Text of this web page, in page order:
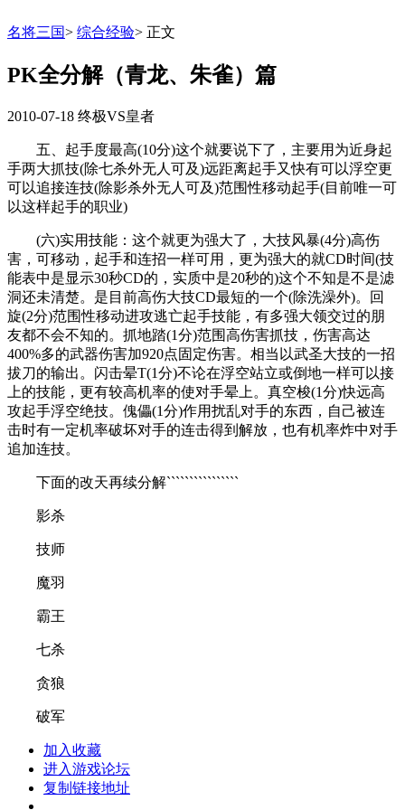
名将三国> 综合经验> 正文
PK全分解（青龙、朱雀）篇
2010-07-18 终极VS皇者
五、起手度最高(10分)这个就要说下了，主要用为近身起
手两大抓技(除七杀外无人可及)远距离起手又快有可以浮空更
可以追接连技(除影杀外无人可及)范围性移动起手(目前唯一可
以这样起手的职业)
(六)实用技能：这个就更为强大了，大技风暴(4分)高伤
害，可移动，起手和连招一样可用，更为强大的就CD时间(技
能表中是显示30秒CD的，实质中是20秒的)这个不知是不是滤
洞还未清楚。是目前高伤大技CD最短的一个(除洗澡外)。回
旋(2分)范围性移动进攻逃亡起手技能，有多强大领交过的朋
友都不会不知的。抓地踏(1分)范围高伤害抓技，伤害高达
400%多的武器伤害加920点固定伤害。相当以武圣大技的一招
拔刀的输出。闪击晕T(1分)不论在浮空站立或倒地一样可以接
上的技能，更有较高机率的使对手晕上。真空梭(1分)快远高
攻起手浮空绝技。傀儡(1分)作用扰乱对手的东西，自己被连
击时有一定机率破坏对手的连击得到解放，也有机率炸中对手
追加连技。
下面的改天再续分解````````````````
影杀
技师
魔羽
霸王
七杀
贪狼
破军
加入收藏
进入游戏论坛
复制链接地址